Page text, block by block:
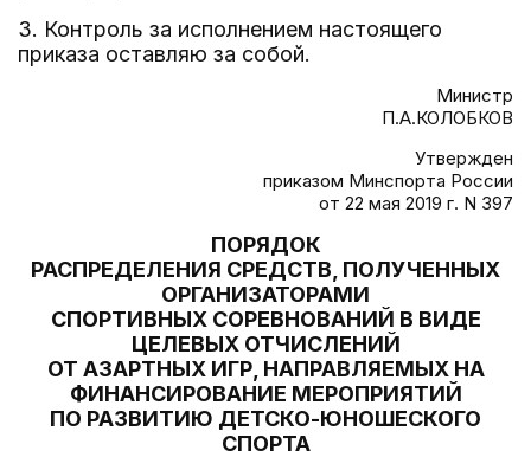
3. Контроль за исполнением настоящего
приказа оставляю за собой.
Министр
П.А.КОЛОБКОВ
Утвержден
приказом Минспорта России
от 22 мая 2019 г. N 397
ПОРЯДОК
РАСПРЕДЕЛЕНИЯ СРЕДСТВ, ПОЛУЧЕННЫХ
ОРГАНИЗАТОРАМИ
СПОРТИВНЫХ СОРЕВНОВАНИЙ В ВИДЕ
ЦЕЛЕВЫХ ОТЧИСЛЕНИЙ
ОТ АЗАРТНЫХ ИГР, НАПРАВЛЯЕМЫХ НА
ФИНАНСИРОВАНИЕ МЕРОПРИЯТИЙ
ПО РАЗВИТИЮ ДЕТСКО-ЮНОШЕСКОГО
СПОРТА